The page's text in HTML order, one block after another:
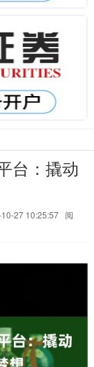
台：撬动
27 10:25:57 阅